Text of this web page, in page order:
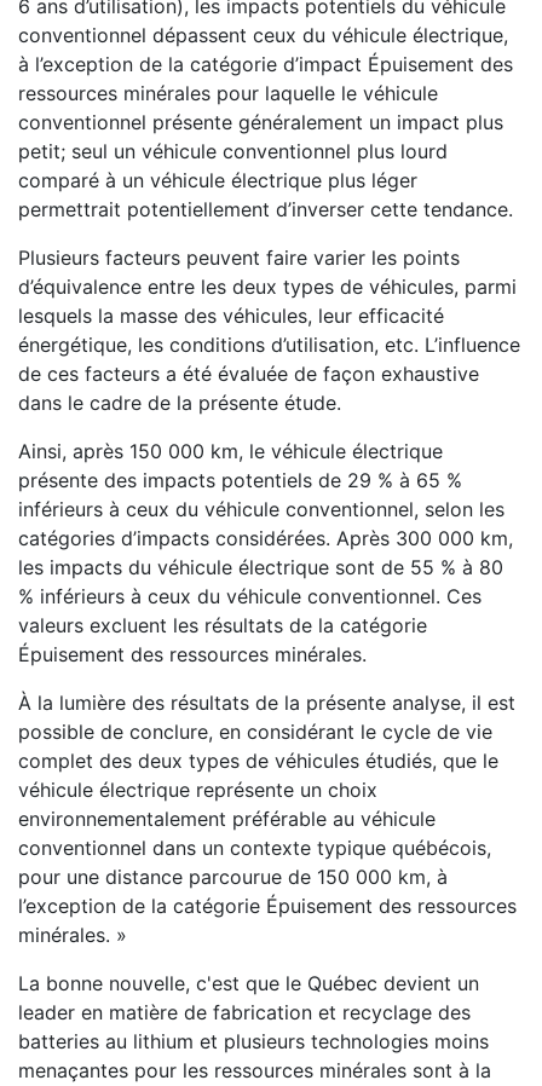
6 ans d’utilisation), les impacts potentiels du véhicule
conventionnel dépassent ceux du véhicule électrique,
à l’exception de la catégorie d’impact Épuisement des
ressources minérales pour laquelle le véhicule
conventionnel présente généralement un impact plus
petit; seul un véhicule conventionnel plus lourd
comparé à un véhicule électrique plus léger
permettrait potentiellement d’inverser cette tendance.
Plusieurs facteurs peuvent faire varier les points
d’équivalence entre les deux types de véhicules, parmi
lesquels la masse des véhicules, leur efficacité
énergétique, les conditions d’utilisation, etc. L’influence
de ces facteurs a été évaluée de façon exhaustive
dans le cadre de la présente étude.
Ainsi, après 150 000 km, le véhicule électrique
présente des impacts potentiels de 29 % à 65 %
inférieurs à ceux du véhicule conventionnel, selon les
catégories d’impacts considérées. Après 300 000 km,
les impacts du véhicule électrique sont de 55 % à 80
% inférieurs à ceux du véhicule conventionnel. Ces
valeurs excluent les résultats de la catégorie
Épuisement des ressources minérales.
À la lumière des résultats de la présente analyse, il est
possible de conclure, en considérant le cycle de vie
complet des deux types de véhicules étudiés, que le
véhicule électrique représente un choix
environnementalement préférable au véhicule
conventionnel dans un contexte typique québécois,
pour une distance parcourue de 150 000 km, à
l’exception de la catégorie Épuisement des ressources
minérales. »
La bonne nouvelle, c'est que le Québec devient un
leader en matière de fabrication et recyclage des
batteries au lithium et plusieurs technologies moins
menaçantes pour les ressources minérales sont à la